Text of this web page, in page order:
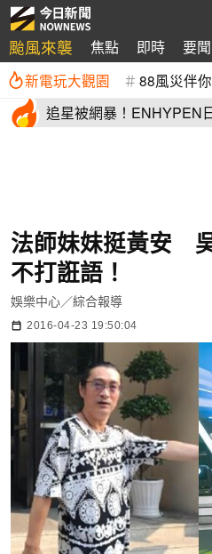
颱風來襲 焦點 即時 要聞
新電玩大觀園 88風災伴
追星被網暴！
法師妹妹挺黃安
不打誑語！
娛樂中心／綜合報導
2016-04-23 19:50:04